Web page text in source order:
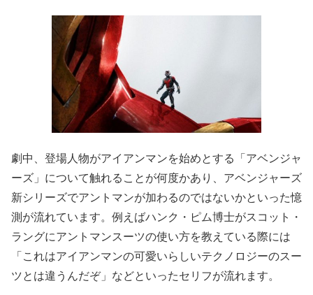
劇中、登場人物がアイアンマンを始めとする「アベンジャ
ーズ」について触れることが何度かあり、アベンジャーズ
新シリーズでアントマンが加わるのではないかといった憶
測が流れています。例えばハンク・ピム博士がスコット・
ラングにアントマンスーツの使い方を教えている際には
「これはアイアンマンの可愛いらしいテクノロジーのスー
ツとは違うんだぞ」などといったセリフが流れます。